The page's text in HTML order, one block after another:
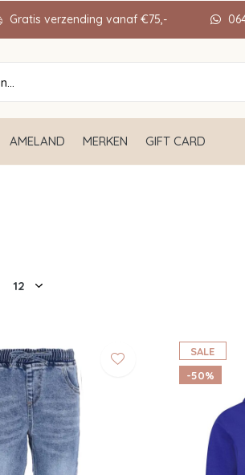
AMELAND MERKEN GIFT CARD
Gratis verzending vanaf €75,-
SALE
-50%